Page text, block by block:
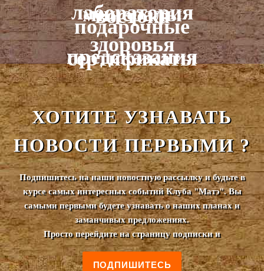
востока
минералы
лаборатория
здоровья
подарочные
сертификаты
предсказания
ХОТИТЕ УЗНАВАТЬ
НОВОСТИ ПЕРВЫМИ ?
Подпишитесь на наши новостную рассылку и будьте в
курсе самых интересных событий Клуба "Матэ". Вы
самыми первыми будете узнавать о наших планах и
заманчивых предложениях.
Просто перейдите на страницу подписки и
ПОДПИШИТЕСЬ